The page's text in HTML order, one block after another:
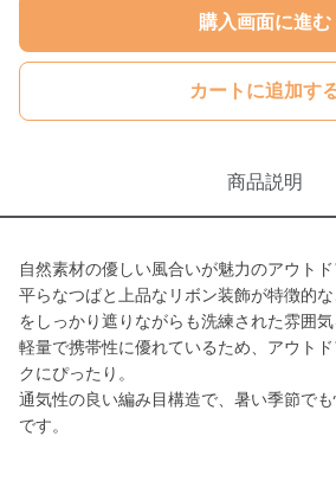
購入画面に進む
カートに追加す
商品説明
自然素材の優しい風合いが魅力のアウトド
平らなつばと上品なリボン装飾が特徴的
をしっかり遮りながらも洗練された雰囲気
軽量で携帯性に優れているため、アウト
クにぴったり。
通気性の良い編み目構造で、暑い季節で
です。